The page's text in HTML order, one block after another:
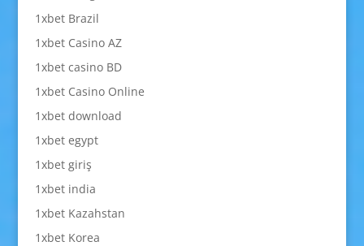
1xbet Brazil
1xbet Casino AZ
1xbet casino BD
1xbet Casino Online
1xbet download
1xbet egypt
1xbet giriş
1xbet india
1xbet Kazahstan
1xbet Korea